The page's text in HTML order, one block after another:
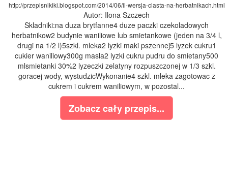
http://przepisnikiki.blogspot.com/2014/06/ii-wersja-ciasta-na-herbatnikach.html
Autor: Ilona Szczech
Skladniki:na duza brytfanne4 duze paczki czekoladowych
herbatnikow2 budynie waniliowe lub smietankowe (jeden na 3/4 l,
drugi na 1/2 l)5szkl. mleka2 lyzki maki pszennej5 lyzek cukru1
cukier waniliowy300g masla2 lyzki cukru pudru do smietany500
mlsmietanki 30%2 lyzeczki zelatyny rozpuszczonej w 1/3 szkl.
goracej wody, wystudzicWykonanie4 szkl. mleka zagotowac z
cukrem i cukrem waniliowym, w pozostal...
Zobacz cały przepis...